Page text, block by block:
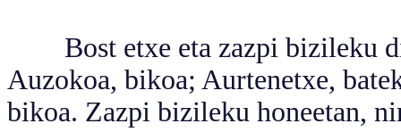
Bost etxe eta zazpi bizileku
Auzokoa, bikoa; Aurtenetxe,
bikoa. Zazpi bizileku honeetan,